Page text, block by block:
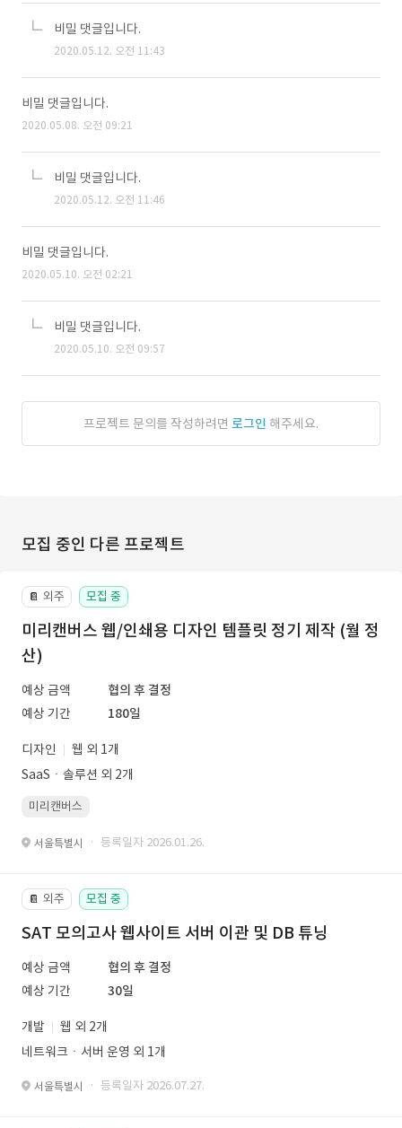
비밀 댓글입니다.
2020.05.12. 오전 11:43
비밀 댓글입니다.
2020.05.08. 오전 09:21
비밀 댓글입니다.
2020.05.12. 오전 11:46
비밀 댓글입니다.
2020.05.10. 오전 02:21
비밀 댓글입니다.
2020.05.10. 오전 09:57
프로젝트 문의를 작성하려면 로그인 해주세요.
모집 중인 다른 프로젝트
📔 외주 모집 중
미리캔버스 웹/인쇄용 디자인 템플릿 정기 제작 (월 정
산)
예상 금액
협의 후 결정
예상 기간
180일
디자인
웹 외 1개
SaaSㆍ솔루션 외 2개
미리캔버스
서울특별시 · 등록일자 2026.01.26.
📔 외주 모집 중
SAT 모의고사 웹사이트 서버 이관 및 DB 튜닝
예상 금액
협의 후 결정
예상 기간
30일
개발
웹 외 2개
네트워크ㆍ서버 운영 외 1개
서울특별시 · 등록일자 2026.07.27.